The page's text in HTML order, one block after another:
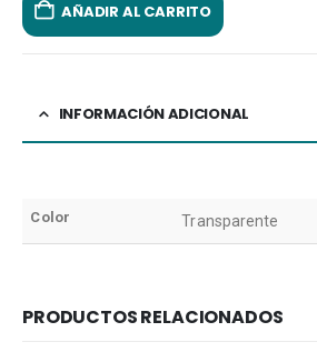
AÑADIR AL CARRITO
INFORMACIÓN ADICIONAL
Color Transparente
PRODUCTOS RELACIONADOS